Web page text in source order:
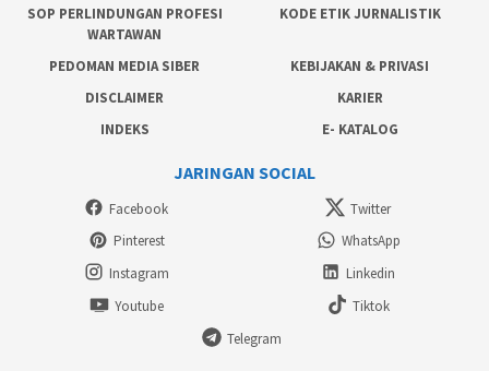
SOP PERLINDUNGAN PROFESI
WARTAWAN
KODE ETIK JURNALISTIK
PEDOMAN MEDIA SIBER
KEBIJAKAN & PRIVASI
DISCLAIMER
KARIER
INDEKS
E- KATALOG
JARINGAN SOCIAL
Facebook
Twitter
Pinterest
WhatsApp
Instagram
Linkedin
Youtube
Tiktok
Telegram